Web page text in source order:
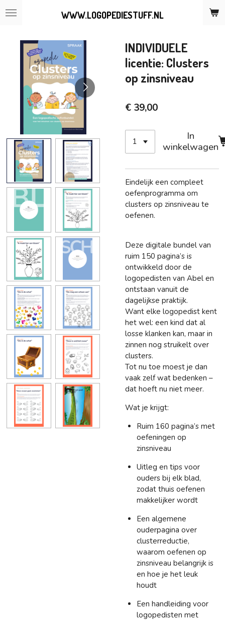
Ga
hoofdinhoud
WWW.LOGOPEDIESTUFF.NL
INDIVIDUELE
licentie: Clusters
op zinsniveau
€ 39,00
In
winkelwagen
Eindelijk een compleet
oefenprogramma om
clusters op zinsniveau te
oefenen.
Deze digitale bundel van
ruim 150 pagina’s is
ontwikkeld door de
logopedisten van Abel en
ontstaan vanuit de
dagelijkse praktijk.
Want elke logopedist kent
het wel: een kind dat al
losse klanken kan, maar in
zinnen nog struikelt over
clusters.
Tot nu toe moest je dan
vaak zelf wat bedenken –
dat hoeft nu niet meer.
Wat je krijgt:
Ruim 160 pagina’s met
oefeningen op
zinsniveau
Uitleg en tips voor
ouders bij elk blad,
zodat thuis oefenen
makkelijker wordt
Een algemene
ouderpagina over
clusterreductie,
waarom oefenen op
zinsniveau belangrijk is
en hoe je het leuk
houdt
Een handleiding voor
logopedisten met